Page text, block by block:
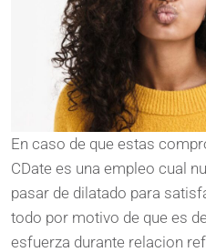
En caso de que estas
CDate es una empleo cual
pasar de dilatado para
todo por motivo de que es
esfuerza durante relacion